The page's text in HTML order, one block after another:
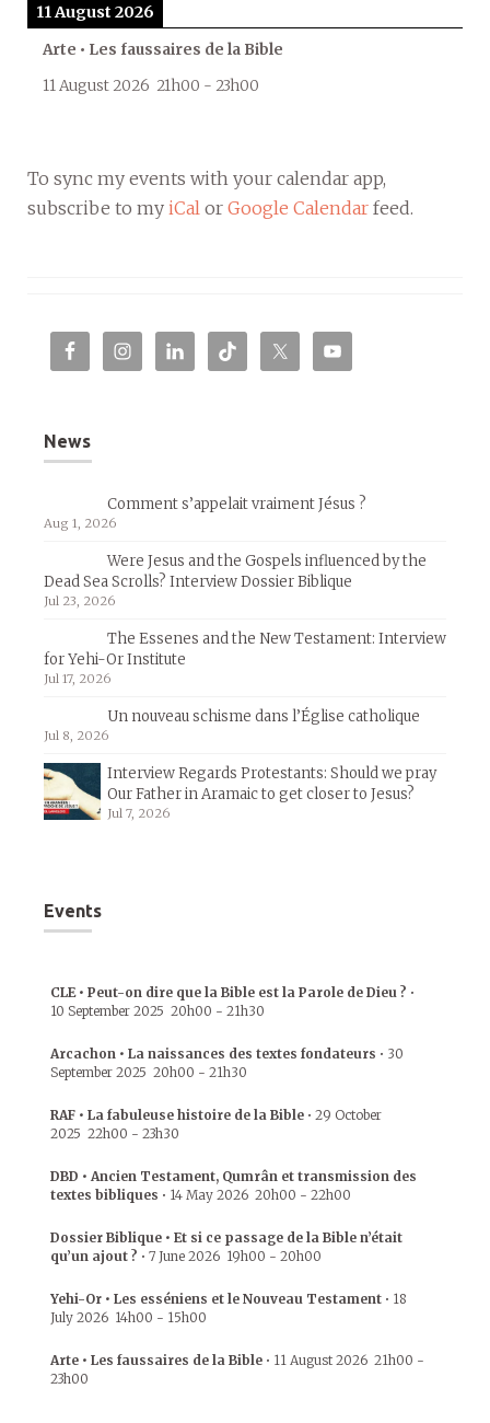
11 August 2026
Arte • Les faussaires de la Bible
11 August 2026 21h00 - 23h00
To sync my events with your calendar app,
subscribe to my iCal or Google Calendar feed.
News
Comment s’appelait vraiment Jésus ?
Aug 1, 2026
Were Jesus and the Gospels influenced by the
Dead Sea Scrolls? Interview Dossier Biblique
Jul 23, 2026
The Essenes and the New Testament: Interview
for Yehi-Or Institute
Jul 17, 2026
Un nouveau schisme dans l’Église catholique
Jul 8, 2026
Interview Regards Protestants: Should we pray
Our Father in Aramaic to get closer to Jesus?
Jul 7, 2026
Events
CLE • Peut-on dire que la Bible est la Parole de Dieu ? •
10 September 2025 20h00 - 21h30
Arcachon • La naissances des textes fondateurs • 30
September 2025 20h00 - 21h30
RAF • La fabuleuse histoire de la Bible • 29 October
2025 22h00 - 23h30
DBD • Ancien Testament, Qumrân et transmission des
textes bibliques • 14 May 2026 20h00 - 22h00
Dossier Biblique • Et si ce passage de la Bible n’était
qu’un ajout ? • 7 June 2026 19h00 - 20h00
Yehi-Or • Les esséniens et le Nouveau Testament • 18
July 2026 14h00 - 15h00
Arte • Les faussaires de la Bible • 11 August 2026 21h00 -
23h00